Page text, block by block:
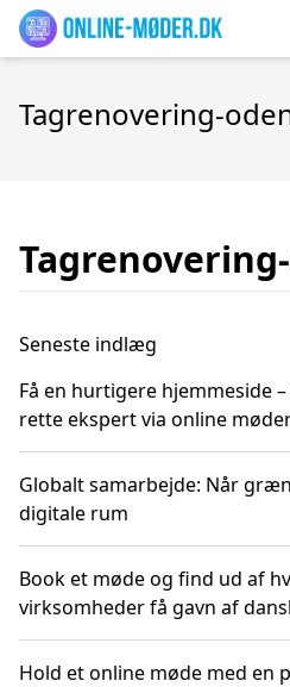
Tagrenovering-
Seneste indlæg
Få en hurtigere hjemmeside
rette ekspert via online
Globalt samarbejde: Når
digitale rum
Book et møde og find ud af
virksomheder få gavn af
Hold et online møde med en